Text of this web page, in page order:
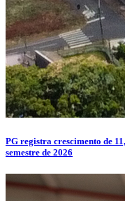
PG registra crescimento de
semestre de 2026